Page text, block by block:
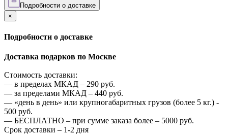
Подробности о доставке
×
Подробности о доставке
Доставка подарков по Москве
Стоимость доставки:
— в пределах МКАД – 290 руб.
— за пределами МКАД – 440 руб.
— «день в день» или крупногабаритных грузов (более 5 кг.) -
500 руб.
— БЕСПЛАТНО – при сумме заказа более – 5000 руб.
Срок доставки – 1-2 дня